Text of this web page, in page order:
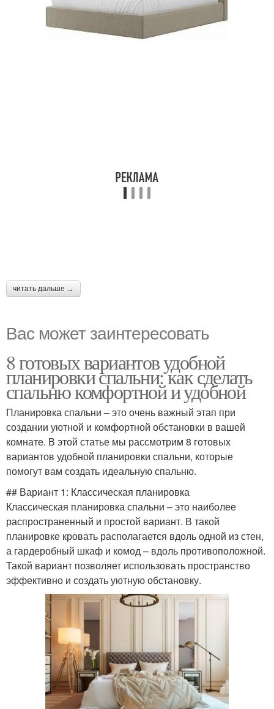
читать дальше →
Вас может заинтересовать
8 готовых вариантов удобной
планировки спальни: как сделать
спальню комфортной и удобной
Планировка спальни – это очень важный этап при
создании уютной и комфортной обстановки в вашей
комнате. В этой статье мы рассмотрим 8 готовых
вариантов удобной планировки спальни, которые
помогут вам создать идеальную спальню.
## Вариант 1: Классическая планировка
Классическая планировка спальни – это наиболее
распространенный и простой вариант. В такой
планировке кровать располагается вдоль одной из стен,
а гардеробный шкаф и комод – вдоль противоположной.
Такой вариант позволяет использовать пространство
эффективно и создать уютную обстановку.